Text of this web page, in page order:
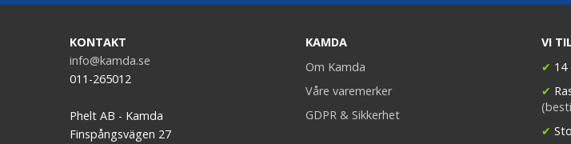
KONTAKT
info@kamda.se
011-265012
Phelt AB - Kamda
Finspångsvägen 27
KAMDA
Om Kamda
Våre varemerker
GDPR & Sikkerhet
VI
✔
✔
✔